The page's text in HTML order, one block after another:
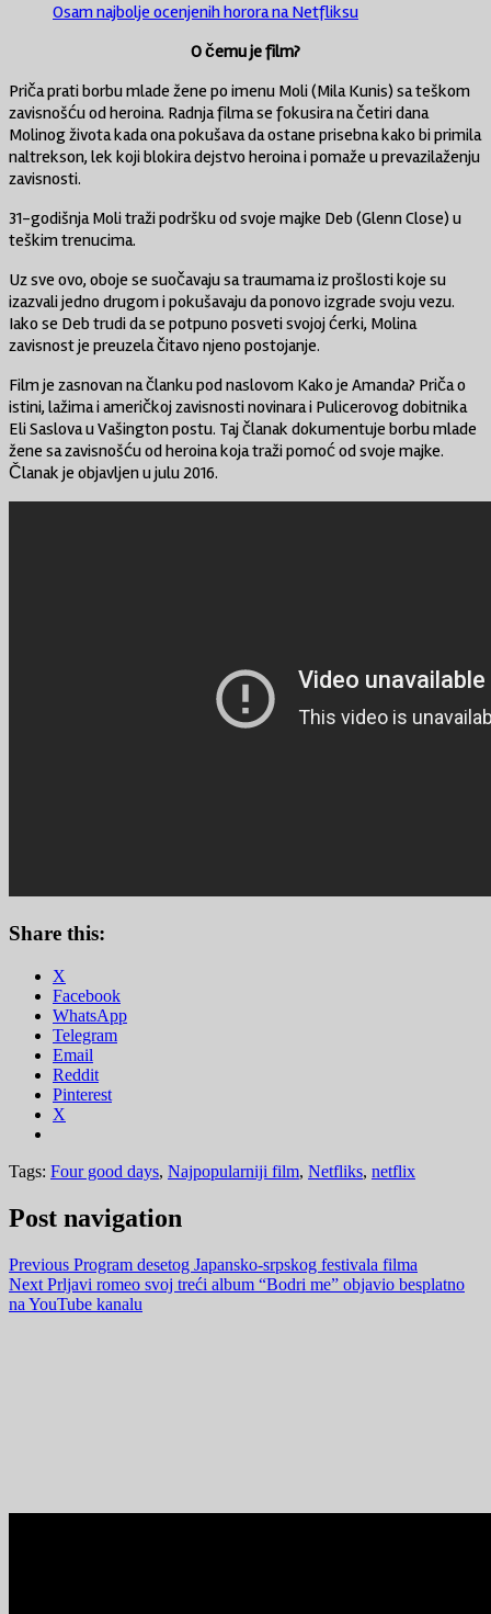
Osam najbolje ocenjenih horora na Netfliksu
O čemu je film?
Priča prati borbu mlade žene po imenu Moli (Mila Kunis) sa teškom
zavisnošću od heroina. Radnja filma se fokusira na četiri dana
Molinog života kada ona pokušava da ostane prisebna kako bi primila
naltrekson, lek koji blokira dejstvo heroina i pomaže u prevazilaženju
zavisnosti.
31-godišnja Moli traži podršku od svoje majke Deb (Glenn Close) u
teškim trenucima.
Uz sve ovo, oboje se suočavaju sa traumama iz prošlosti koje su
izazvali jedno drugom i pokušavaju da ponovo izgrade svoju vezu.
Iako se Deb trudi da se potpuno posveti svojoj ćerki, Molina
zavisnost je preuzela čitavo njeno postojanje.
Film je zasnovan na članku pod naslovom Kako je Amanda? Priča o
istini, lažima i američkoj zavisnosti novinara i Pulicerovog dobitnika
Eli Saslova u Vašington postu. Taj članak dokumentuje borbu mlade
žene sa zavisnošću od heroina koja traži pomoć od svoje majke.
Članak je objavljen u julu 2016.
Share this:
X
Facebook
WhatsApp
Telegram
Email
Reddit
Pinterest
X
Tags: Four good days, Najpopularniji film, Netfliks, netflix
Post navigation
Previous Program desetog Japansko-srpskog festivala filma
Next Prljavi romeo svoj treći album “Bodri me” objavio besplatno
na YouTube kanalu